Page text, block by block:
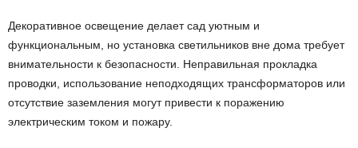
Декоративное освещение делает сад уютным и
функциональным, но установка светильников вне дома требует
внимательности к безопасности. Неправильная прокладка
проводки, использование неподходящих трансформаторов или
отсутствие заземления могут привести к поражению
электрическим током и пожару.